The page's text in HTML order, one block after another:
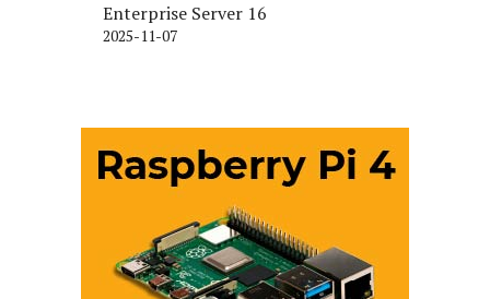
Enterprise Server 16
2025-11-07